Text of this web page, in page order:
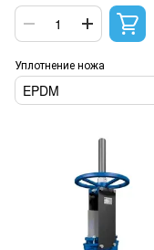
Уплотнение ножа
EPDM